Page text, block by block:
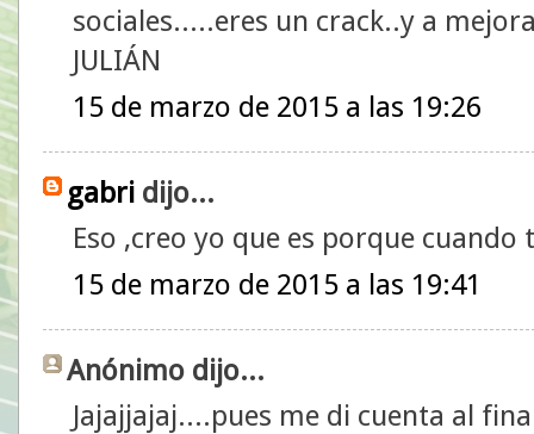
sociales.....eres un crack..y a
JULIÁN
15 de marzo de 2015 a las 19:26
gabri dijo...
Eso ,creo yo que es porque cuando
15 de marzo de 2015 a las 19:41
Anónimo dijo...
Jajajjajaj....pues me di cuenta al